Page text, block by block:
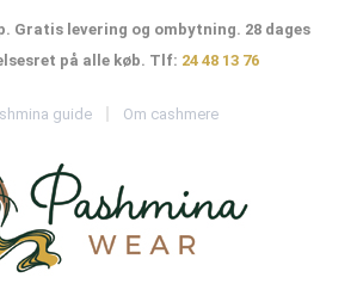
Gratis levering og ombytning. 28 dages
på alle køb. Tlf: 24 48 13 76
guide Om cashmere